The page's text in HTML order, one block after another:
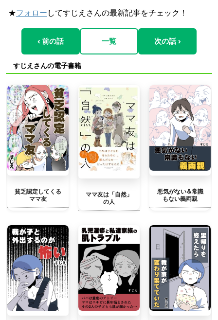
★フォロー してすじえさんの最新記事をチェック！
‹ 前の話 一覧 次の話 ›
すじえさんの電子書籍
貧乏認定してくる
ママ友
ママ友は「自然」
の人
悪気がない&常識
もない義両親